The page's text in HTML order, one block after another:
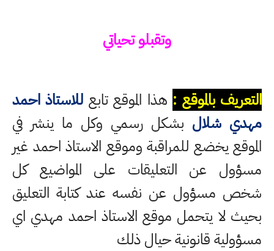
وتقبلو تحياتي
التعريف بالموقع : هذا الموقع تابع للاستاذ احمد
مهدي شلال بشكل رسمي وكل ما ينشر في
الموقع يخضع للمراقبة وموقع الاستاذ احمد غير
مسؤول عن التعليقات على المواضيع كل
شخص مسؤول عن نفسه عند كتابة التعليق
بحيث لا يتحمل موقع الاستاذ احمد مهدي اي
مسؤولية قانونية حيال ذلك